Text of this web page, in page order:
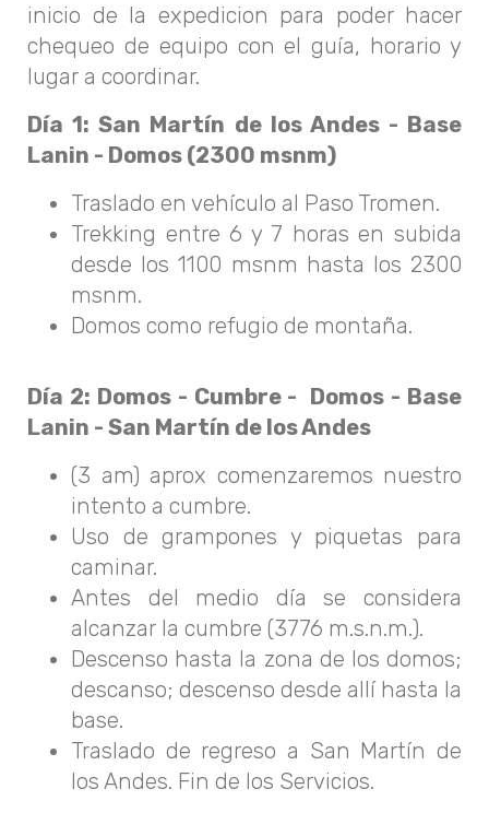
inicio de la expedicion para poder hacer
chequeo de equipo con el guía, horario y
lugar a coordinar.
Día 1: San Martín de los Andes - Base
Lanin - Domos (2300 msnm)
Traslado en vehículo al Paso Tromen.
Trekking entre 6 y 7 horas en subida
desde los 1100 msnm hasta los 2300
msnm.
Domos como refugio de montaña.
Día 2: Domos - Cumbre - Domos - Base
Lanin - San Martín de los Andes
(3 am) aprox comenzaremos nuestro
intento a cumbre.
Uso de grampones y piquetas para
caminar.
Antes del medio día se considera
alcanzar la cumbre (3776 m.s.n.m.).
Descenso hasta la zona de los domos;
descanso; descenso desde allí hasta la
base.
Traslado de regreso a San Martín de
los Andes. Fin de los Servicios.